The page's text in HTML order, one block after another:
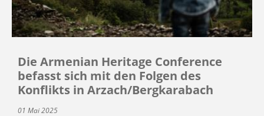
Die Armenian Heritage Conference
befasst sich mit den Folgen des
Konflikts in Arzach/Bergkarabach
01 Mai 2025